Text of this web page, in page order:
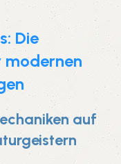
Die
auf